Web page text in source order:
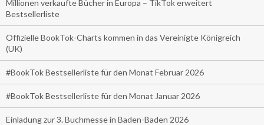
Millionen verkaufte Bücher in Europa – TikTok erweitert
Bestsellerliste
Offizielle BookTok-Charts kommen in das Vereinigte Königreich
(UK)
#BookTok Bestsellerliste für den Monat Februar 2026
#BookTok Bestsellerliste für den Monat Januar 2026
Einladung zur 3. Buchmesse in Baden-Baden 2026